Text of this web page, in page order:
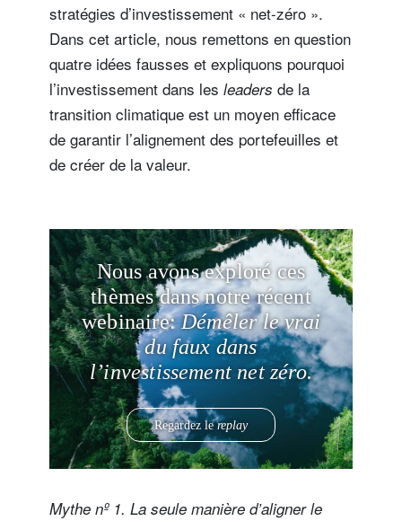
stratégies d’investissement « net-zéro ».
Dans cet article, nous remettons en question
quatre idées fausses et expliquons pourquoi
l’investissement dans les leaders de la
transition climatique est un moyen efficace
de garantir l’alignement des portefeuilles et
de créer de la valeur.
Nous avons exploré ces
thèmes dans notre récent
webinaire:Démêler le vrai
du faux dans
l’investissement net zéro.
Regardez lereplay
Mythe nº 1. La seule manière d’aligner le